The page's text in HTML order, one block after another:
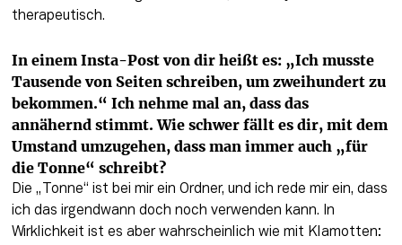
therapeutisch.
In einem Insta-Post von dir heißt es: „Ich musste
Tausende von Seiten schreiben, um zweihundert zu
bekommen.“ Ich nehme mal an, dass das
annähernd stimmt. Wie schwer fällt es dir, mit dem
Umstand umzugehen, dass man immer auch „für
die Tonne“ schreibt?
Die „Tonne“ ist bei mir ein Ordner, und ich rede mir ein, dass
ich das irgendwann doch noch verwenden kann. In
Wirklichkeit ist es aber wahrscheinlich wie mit Klamotten: